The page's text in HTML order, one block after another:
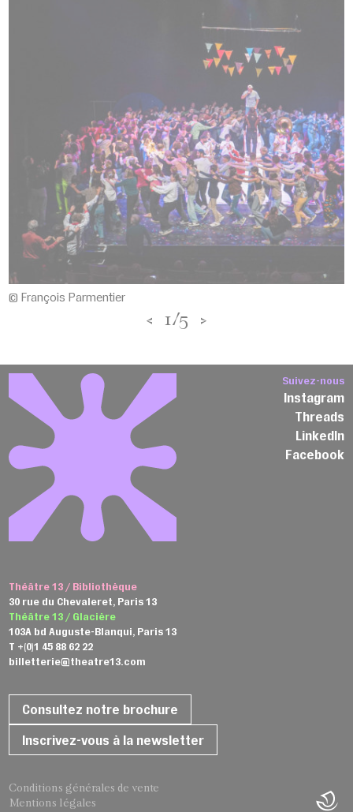
© François Parmentier
< 1/5 >
Théâtre 13 / Bibliothèque
30 rue du Chevaleret, Paris 13
Théâtre 13 / Glacière
103A bd Auguste-Blanqui, Paris 13
T +(0)1 45 88 62 22
billetterie@theatre13.com
Consultez notre brochure
Inscrivez-vous à la newsletter
Conditions générales de vente
Mentions légales
Suivez-nous
Instagram
Threads
LinkedIn
Facebook